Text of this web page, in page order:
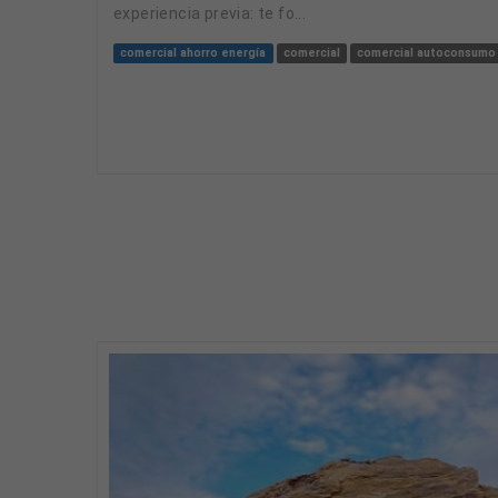
experiencia previa: te fo...
comercial ahorro energía comercial comercial autoconsumo